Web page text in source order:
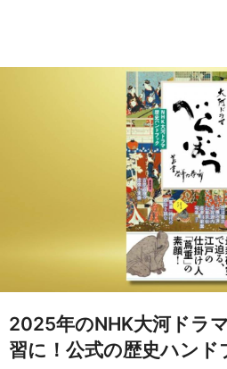
2025年のNHK大河ドラ
習に！公式の歴史ハンド